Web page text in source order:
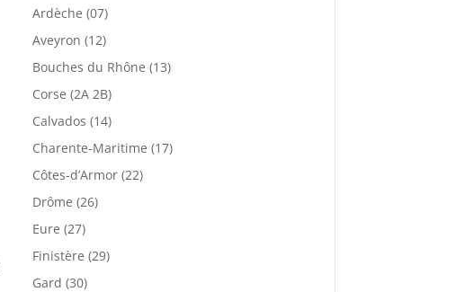
Ardèche (07)
Aveyron (12)
Bouches du Rhône (13)
Corse (2A 2B)
Calvados (14)
Charente-Maritime (17)
Côtes-d’Armor (22)
Drôme (26)
Eure (27)
Finistère (29)
Gard (30)